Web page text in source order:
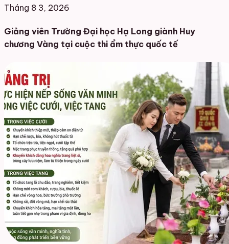
Tháng 8 3, 2026
Giảng viên Trường Đại học Hạ Long giành Huy
chương Vàng tại cuộc thi ẩm thực quốc tế